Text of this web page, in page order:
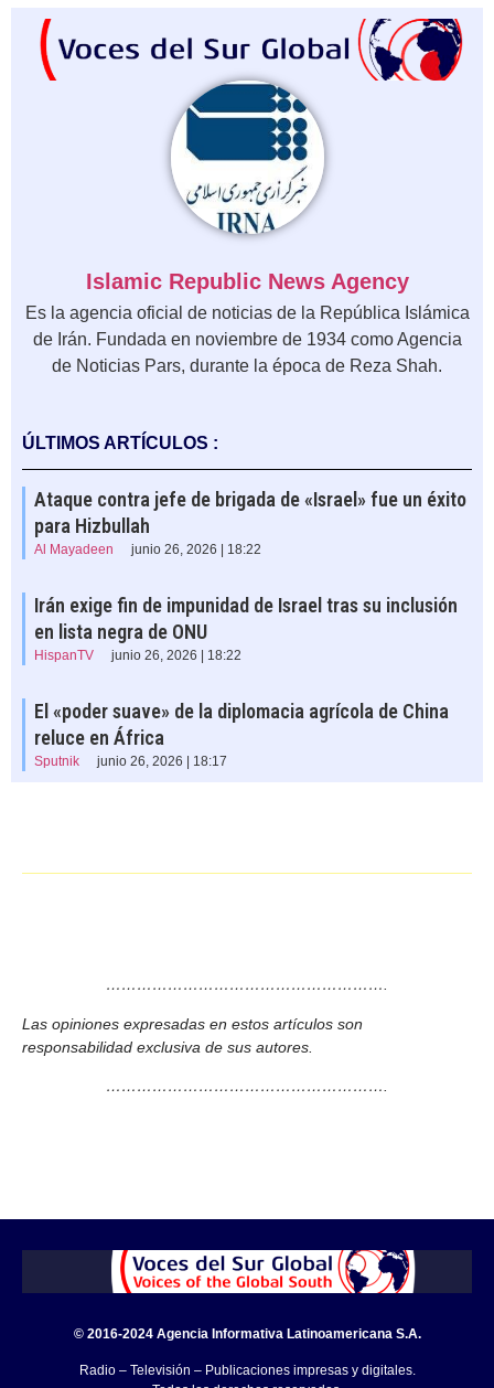
Islamic Republic News Agency
Es la agencia oficial de noticias de la República Islámica
de Irán. Fundada en noviembre de 1934 como Agencia
de Noticias Pars, durante la época de Reza Shah.
ÚLTIMOS ARTÍCULOS :
Ataque contra jefe de brigada de «Israel» fue un éxito
para Hizbullah
Al Mayadeen junio 26, 2026 | 18:22
Irán exige fin de impunidad de Israel tras su inclusión
en lista negra de ONU
HispanTV junio 26, 2026 | 18:22
El «poder suave» de la diplomacia agrícola de China
reluce en África
Sputnik junio 26, 2026 | 18:17
……………………………………………….
Las opiniones expresadas en estos artículos son
responsabilidad exclusiva de sus autores.
……………………………………………….
© 2016-2024 Agencia Informativa Latinoamericana S.A.
Radio – Televisión – Publicaciones impresas y digitales.